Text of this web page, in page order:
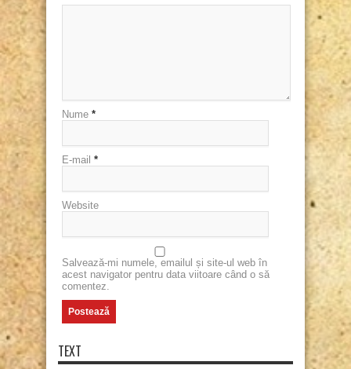
Nume *
E-mail *
Website
Salvează-mi numele, emailul și site-ul web în
acest navigator pentru data viitoare când o să
comentez.
TEXT